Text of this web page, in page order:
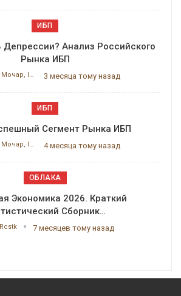
ИБП
Анализ Российского
Рынка ИБП
Василий Мочар, ITResearch 3 месяца тому назад
ИБП
Сегмент Рынка ИБП
Василий Мочар, ITResearch 4 месяца тому назад
ОБЛАКА
Экономика 2026. Краткий
Сборник…
7 месяцев тому назад